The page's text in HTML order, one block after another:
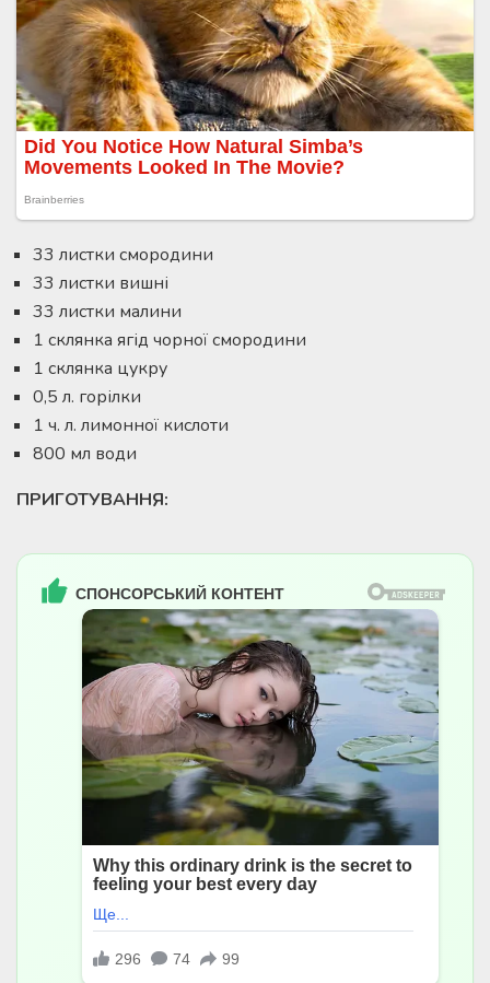
33 листки смородини
33 листки вишні
33 листки малини
1 склянка ягід чорної смородини
1 склянка цукру
0,5 л. горілки
1 ч. л. лимонної кислоти
800 мл води
ПРИГОТУВАННЯ: